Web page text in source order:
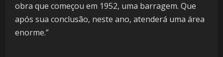
obra que começou em 1952, uma barragem. Que
após sua conclusão, neste ano, atenderá uma área
enorme.”